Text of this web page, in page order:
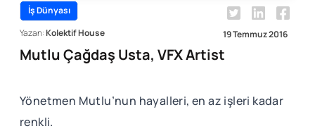
İş Dünyası
Yazan:Kolektif House 19 Temmuz 2016
Mutlu Çağdaş Usta, VFX Artist
Yönetmen Mutlu’nun hayalleri, en az işleri kadar
renkli.